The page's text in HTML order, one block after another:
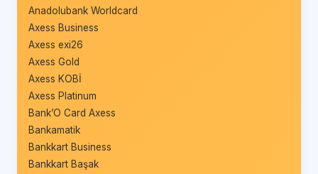
Anadolubank Worldcard
Axess Business
Axess exi26
Axess Gold
Axess KOBİ
Axess Platinum
Bank’O Card Axess
Bankamatik
Bankkart Business
Bankkart Başak